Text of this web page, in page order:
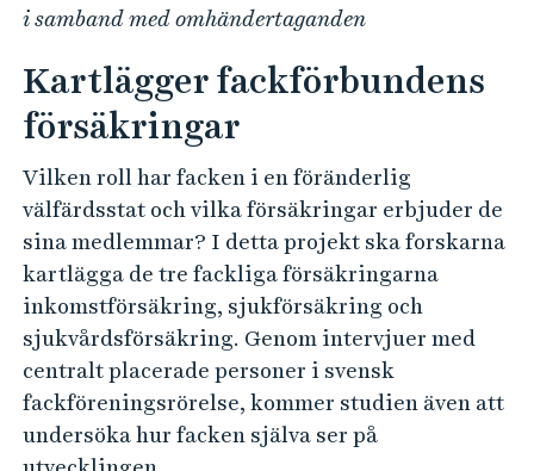
i samband med omhändertaganden
Kartlägger fackförbundens
försäkringar
Vilken roll har facken i en föränderlig
välfärdsstat och vilka försäkringar erbjuder de
sina medlemmar? I detta projekt ska forskarna
kartlägga de tre fackliga försäkringarna
inkomstförsäkring, sjukförsäkring och
sjukvårdsförsäkring. Genom intervjuer med
centralt placerade personer i svensk
fackföreningsrörelse, kommer studien även att
undersöka hur facken själva ser på